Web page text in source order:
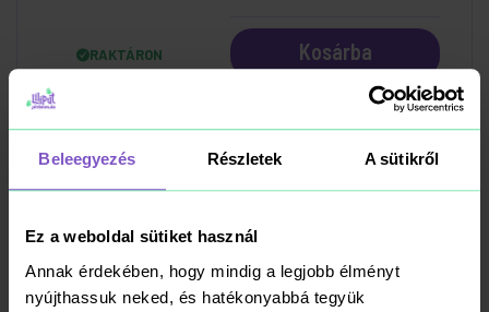
Beleegyezés Részletek A sütikről
Ez a weboldal sütiket használ
Annak érdekében, hogy mindig a legjobb élményt
nyújthassuk neked, és hatékonyabbá tegyük
RAKTÁRON Kosárba
Homokozó készlet 3
kalózos
2 290 Ft